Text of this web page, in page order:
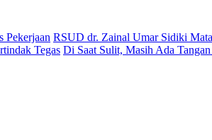
Pekerjaan RSUD dr. Zainal Umar Sidiki
Tegas Di Saat Sulit, Masih Ada